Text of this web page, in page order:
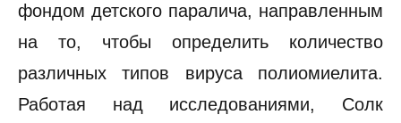
фондом детского паралича, направленным
на то, чтобы определить количество
различных типов вируса полиомиелита.
Работая над исследованиями, Солк